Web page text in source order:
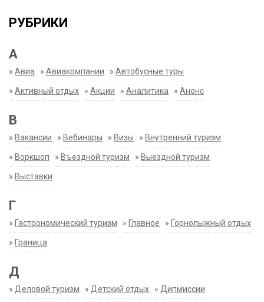
РУБРИКИ
А
» Авиа » Авиакомпании » Автобусные туры
» Активный отдых » Акции » Аналитика » Анонс
В
» Вакансии » Вебинары » Визы » Внутренний туризм
» Воркшоп » Въездной туризм » Выездной туризм
» Выставки
Г
» Гастрономический туризм » Главное » Горнолыжный отдых
» Граница
Д
» Деловой туризм » Детский отдых » Дипмиссии